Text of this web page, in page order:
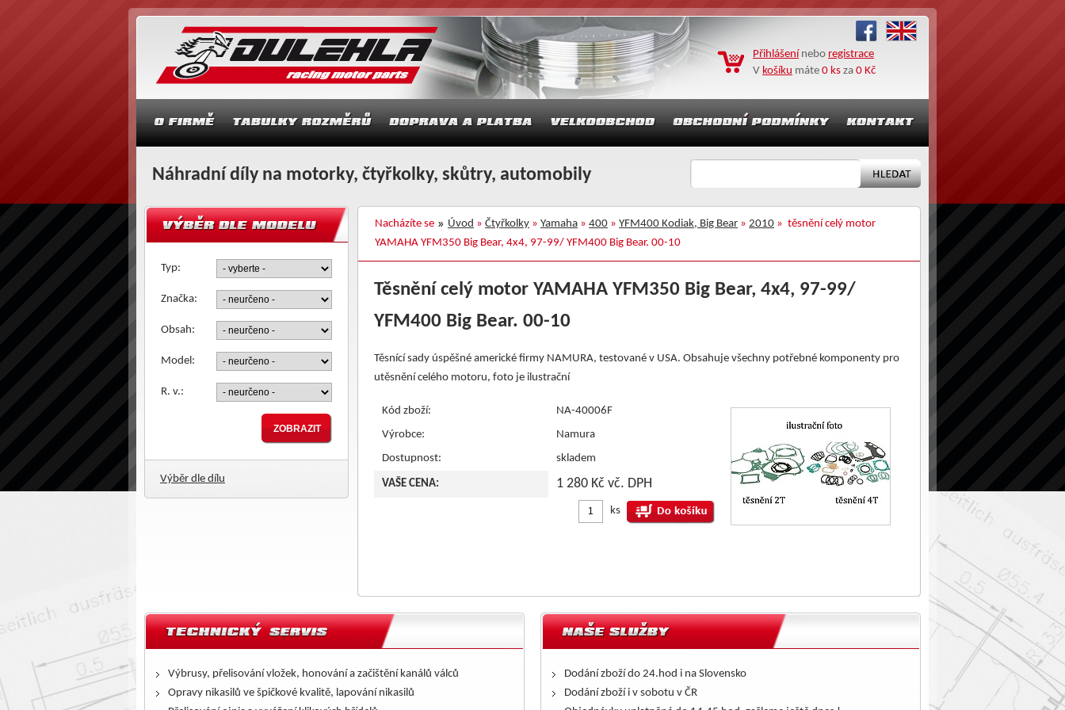
Přihlášení nebo registrace
V košíku máte 0 ks za 0 Kč
Náhradní díly na motorky, čtyřkolky, skůtry, automobily
Nacházíte se Úvod » Čtyřkolky » Yamaha » 400 » YFM400 Kodiak, Big Bear » 2010 » těsnění celý motor
YAMAHA YFM350 Big Bear, 4x4, 97-99/ YFM400 Big Bear. 00-10
Typ:
Značka:
Obsah:
Model:
R. v.:
Výběr dle dílu
Těsnění celý motor YAMAHA YFM350 Big Bear, 4x4, 97-99/
YFM400 Big Bear. 00-10
Těsnící sady úspěšné americké firmy NAMURA, testované v USA. Obsahuje všechny potřebné komponenty pro
utěsnění celého motoru, foto je ilustrační
Kód zboží:
NA-40006F
Výrobce:
Namura
Dostupnost:
skladem
VAŠE CENA: 1 280 Kč vč. DPH
ks
Výbrusy, přelisování vložek, honování a začištění kanálů válců
Opravy nikasilů ve špičkové kvalitě, lapování nikasilů
Dodání zboží do 24.hod i na Slovensko
Dodání zboží i v sobotu v ČR